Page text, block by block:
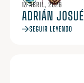
13 ABRIL, 2026
ADRIÁN
SEGUIR LEYENDO